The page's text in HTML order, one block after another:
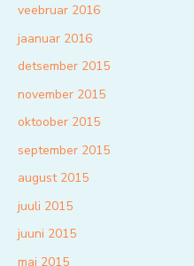
veebruar 2016
jaanuar 2016
detsember 2015
november 2015
oktoober 2015
september 2015
august 2015
juuli 2015
juuni 2015
mai 2015